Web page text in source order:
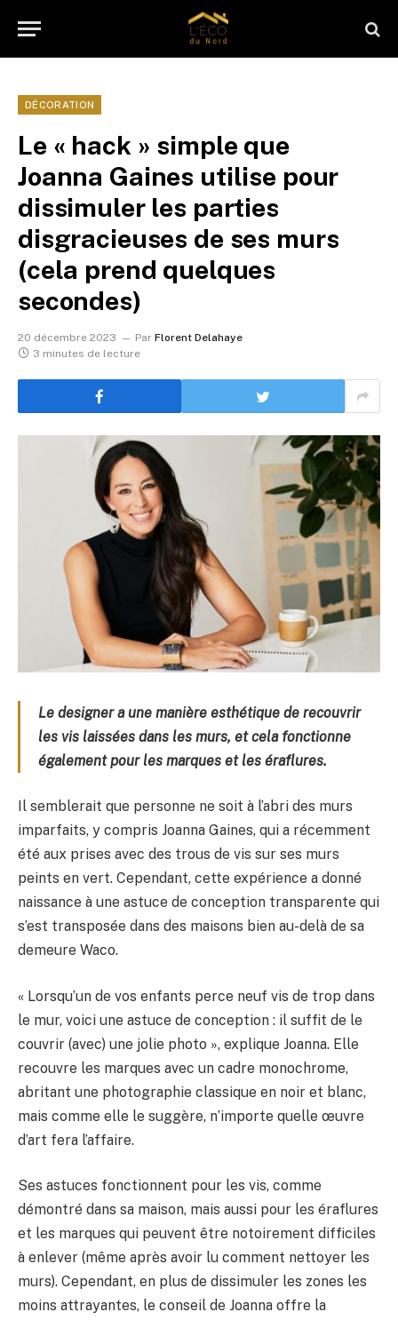
DÉCORATION
Le « hack » simple que
Joanna Gaines utilise pour
dissimuler les parties
disgracieuses de ses murs
(cela prend quelques
secondes)
20 décembre 2023 Par Florent Delahaye
3 minutes de lecture
Le designer a une manière esthétique de recouvrir
les vis laissées dans les murs, et cela fonctionne
également pour les marques et les éraflures.
Il semblerait que personne ne soit à l’abri des murs
imparfaits, y compris Joanna Gaines, qui a récemment
été aux prises avec des trous de vis sur ses murs
peints en vert. Cependant, cette expérience a donné
naissance à une astuce de conception transparente qui
s’est transposée dans des maisons bien au-delà de sa
demeure Waco.
« Lorsqu’un de vos enfants perce neuf vis de trop dans
le mur, voici une astuce de conception : il suffit de le
couvrir (avec) une jolie photo », explique Joanna. Elle
recouvre les marques avec un cadre monochrome,
abritant une photographie classique en noir et blanc,
mais comme elle le suggère, n’importe quelle œuvre
d’art fera l’affaire.
Ses astuces fonctionnent pour les vis, comme
démontré dans sa maison, mais aussi pour les éraflures
et les marques qui peuvent être notoirement difficiles
à enlever (même après avoir lu comment nettoyer les
murs). Cependant, en plus de dissimuler les zones les
moins attrayantes, le conseil de Joanna offre la